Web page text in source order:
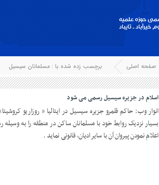
صفحه اصلی برچسب زده شده با : مسلمانان سیسیل
اسلام در جزیره سیسیل رسمی می شود
انوار وب: حاکم قلمرو جزیره سیسیل در ایتالیا « روزاریو
بسیار نزدیک روابط خود با مسلمانان ساکن در منطقه را به
اعلام نمودن پیروان آن با سایر ادیان، قانونی نماید .